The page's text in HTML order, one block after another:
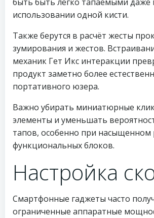
использовании одной кисти.
Также берутся в расчёт жесты
зумирования и жестов.
механик Гет Икс интеракции
продукт заметно более
портативного юзера.
Важно убирать миниатюрные
элементы и уменьшать
тапов, особенно при
функциональных блоков.
Настройка
Смартфонные гаджеты часто
ограниченные аппаратные